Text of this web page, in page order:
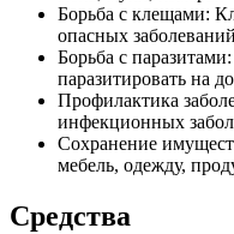
Борьба с клещами:
опасных
Борьба с
паразитировать на
Профилактика
инфекционных
Сохранение
мебель, одежду,
Средства